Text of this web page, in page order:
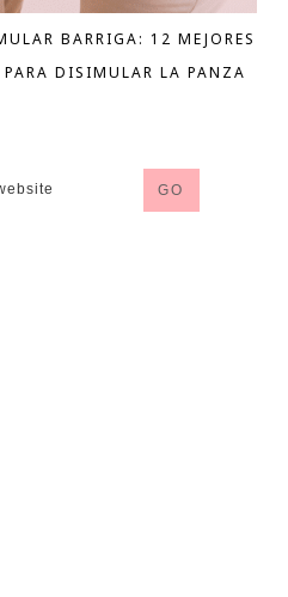
BARRIGA: 12 MEJORES
PARA DISIMULAR LA PANZA